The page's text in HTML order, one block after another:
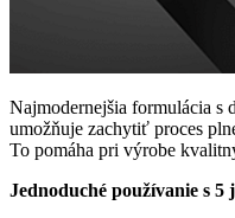
Najmodernejšia formulácia
umožňuje zachytiť proces
To pomáha pri výrobe
Jednoduché používanie s